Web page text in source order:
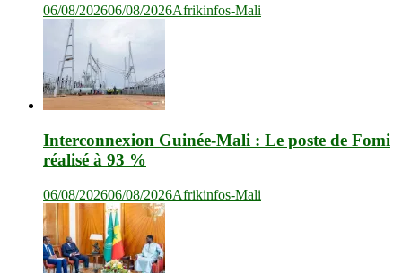
06/08/202606/08/2026Afrikinfos-Mali
Interconnexion Guinée-Mali : Le poste de Fomi
réalisé à 93 %
06/08/202606/08/2026Afrikinfos-Mali